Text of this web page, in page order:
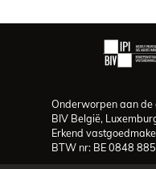
Onderworpen aan de
BIV België,
Erkend
BTW nr: BE 0848